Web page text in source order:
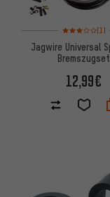
(1)
Jagwire Universal
Bremszugset
12,99€